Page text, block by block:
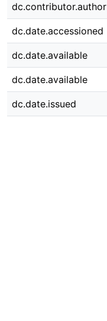
dc.contributor.author
dc.date.accessioned
dc.date.available
dc.date.available
dc.date.issued